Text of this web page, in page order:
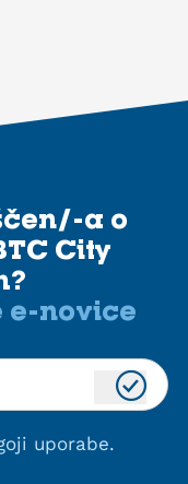
a o
City
e-novice
uporabe.